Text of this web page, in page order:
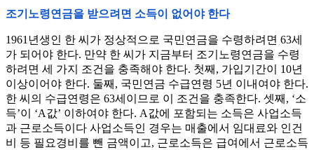
조기노령연금을 받으려면 소득이 없어야 한다
1961년생인 한 씨가 정상적으로 국민연금을 수령하려면 63세
가 되어야 한다. 만약 한 씨가 지금부터 조기노령연금을 수령
하려면 세 가지 조건을 충족해야 한다. 첫째, 가입기간이 10년
이상이어야 한다. 둘째, 국민연금 수급연령 5년 이내여야 한다.
한 씨의 수급연령은 63세이므로 이 조건을 충족한다. 셋째, ‘소
득’이 ‘A값’ 이하여야 한다. A값에 포함되는 소득은 사업소득
과 근로소득이다 사업소득인 경우는 매출에서 임대료와 인건
비 등 필요경비를 뺀 금액이고, 근로소득은 급여에서 근로소득